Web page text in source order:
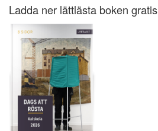
Ladda ner lättlästa boken gratis